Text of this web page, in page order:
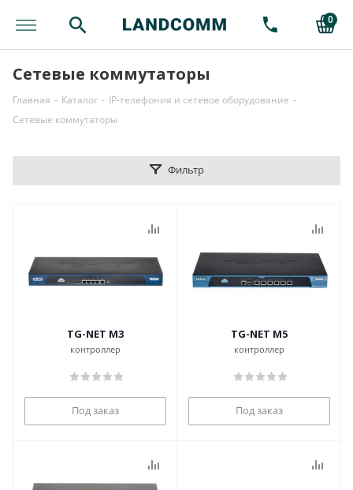
0
Сетевые коммутаторы
Главная - Каталог - IP-телефония и сетевое оборудование -
Сетевые коммутаторы
Фильтр
TG-NET M3
контроллер
Под заказ
TG-NET M5
контроллер
Под заказ